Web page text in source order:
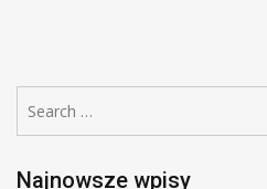
for:
Najnowsze wpisy